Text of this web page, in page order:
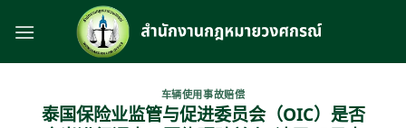
车辆使用事故赔偿
泰国保险业监管与促进委员会（OIC）是否